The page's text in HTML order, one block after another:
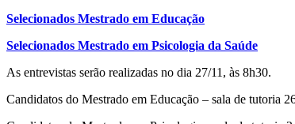
Selecionados Mestrado em Educação
Selecionados Mestrado em Psicologia da Saúde
As entrevistas serão realizadas no dia 27/11, às 8h30.
Candidatos do Mestrado em Educação – sala de tutoria